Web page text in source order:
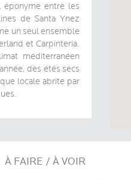
éponyme entre les
de Santa Ynez
un seul ensemble
et Carpinteria.
méditerranéen
des étés secs
locale abrite par
À FAIRE / À VOIR